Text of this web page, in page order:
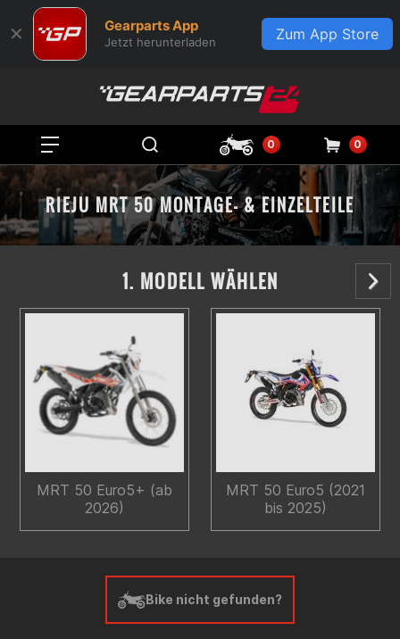
✕ Gearparts App
Jetzt herunterladen Zum App Store
0 0
RIEJU MRT 50 MONTAGE- & EINZELTEILE
1. MODELL WÄHLEN
MRT 50 Euro5+ (ab
2026)
MRT 50 Euro5 (2021
bis 2025)
Bike nicht gefunden?